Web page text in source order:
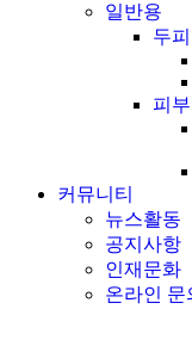
일반용
두피
피부
커뮤니티
뉴스활동
공지사항
인재문화
온라인 문